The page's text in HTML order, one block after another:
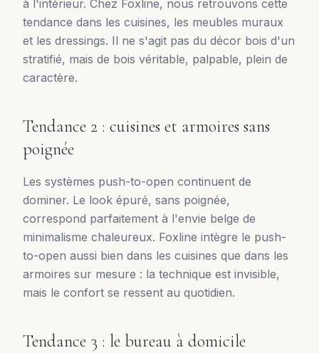
à l'intérieur. Chez Foxline, nous retrouvons cette
tendance dans les cuisines, les meubles muraux
et les dressings. Il ne s'agit pas du décor bois d'un
stratifié, mais de bois véritable, palpable, plein de
caractère.
Tendance 2 : cuisines et armoires sans
poignée
Les systèmes push-to-open continuent de
dominer. Le look épuré, sans poignée,
correspond parfaitement à l'envie belge de
minimalisme chaleureux. Foxline intègre le push-
to-open aussi bien dans les cuisines que dans les
armoires sur mesure : la technique est invisible,
mais le confort se ressent au quotidien.
Tendance 3 : le bureau à domicile